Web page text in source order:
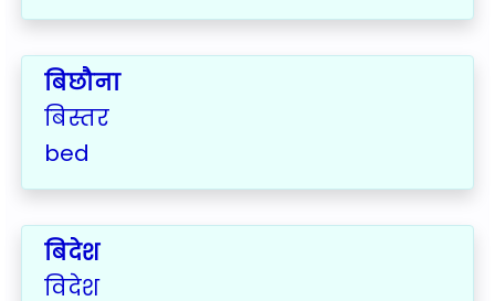
बिछौना
बिस्तर
bed
बिदेश
विदेश